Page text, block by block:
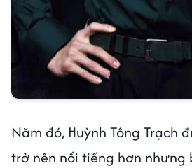
Năm đó, Huỳnh Tông Trạch
trở nên nổi tiếng hơn nhưng